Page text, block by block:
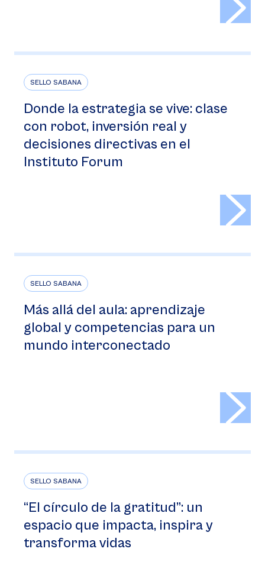
SELLO SABANA
Donde la estrategia se vive: clase
con robot, inversión real y
decisiones directivas en el
Instituto Forum
SELLO SABANA
Más allá del aula: aprendizaje
global y competencias para un
mundo interconectado
SELLO SABANA
“El círculo de la gratitud”: un
espacio que impacta, inspira y
transforma vidas